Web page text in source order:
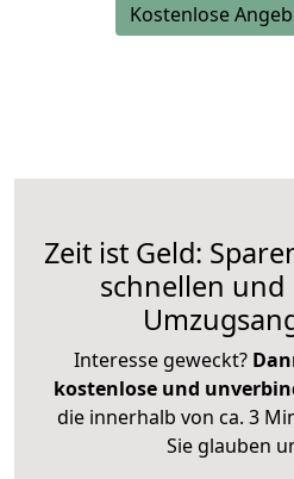
Kostenlose
Zeit ist Geld:
schnellen und
Interesse geweckt?
kostenlose und
die innerhalb von ca. 3
Sie glauben